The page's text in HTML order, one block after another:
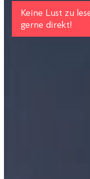
Keine Lust zu
gerne direkt!